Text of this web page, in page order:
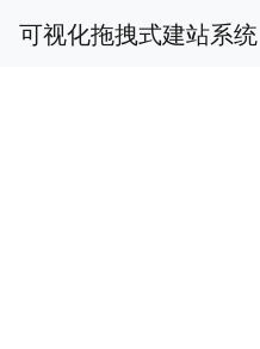
可视化拖拽式建站系统